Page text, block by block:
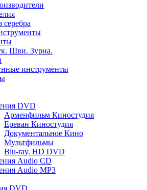
серебра
Шви. Зурна.
инструменты
DVD
Арменфильм Киностудия
Ереван Киностудия
Документальное Кино
Мультфильмы
Blu-ray. HD DVD
Audio CD
Audio MP3
DVD